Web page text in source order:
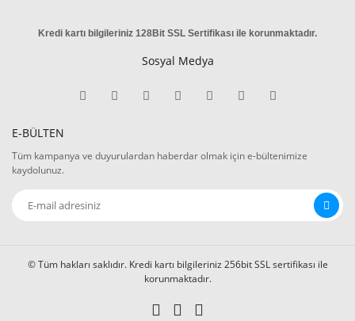
Kredi kartı bilgileriniz 128Bit SSL Sertifikası ile korunmaktadır.
Sosyal Medya
E-BÜLTEN
Tüm kampanya ve duyurulardan haberdar olmak için e-bültenimize
kaydolunuz.
© Tüm hakları saklıdır. Kredi kartı bilgileriniz 256bit SSL sertifikası ile
korunmaktadır.